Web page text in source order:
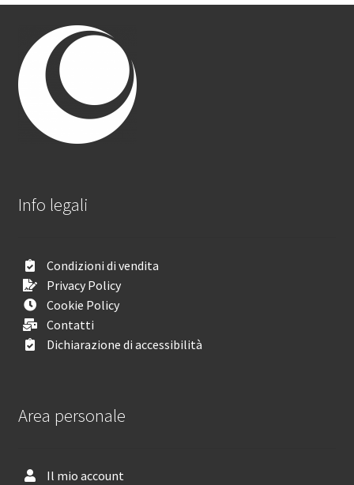
Info legali
Condizioni di vendita
Privacy Policy
Cookie Policy
Contatti
Dichiarazione di accessibilità
Area personale
Il mio account